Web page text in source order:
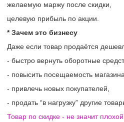
желаемую маржу после скидки,
целевую прибыль по акции.
* Зачем это бизнесу
Даже если товар продаётся
- быстро вернуть оборотные
- повысить посещаемость магазина,
- привлечь новых покупателей,
- продать “в нагрузку” другие
Товар по скидке - не значит